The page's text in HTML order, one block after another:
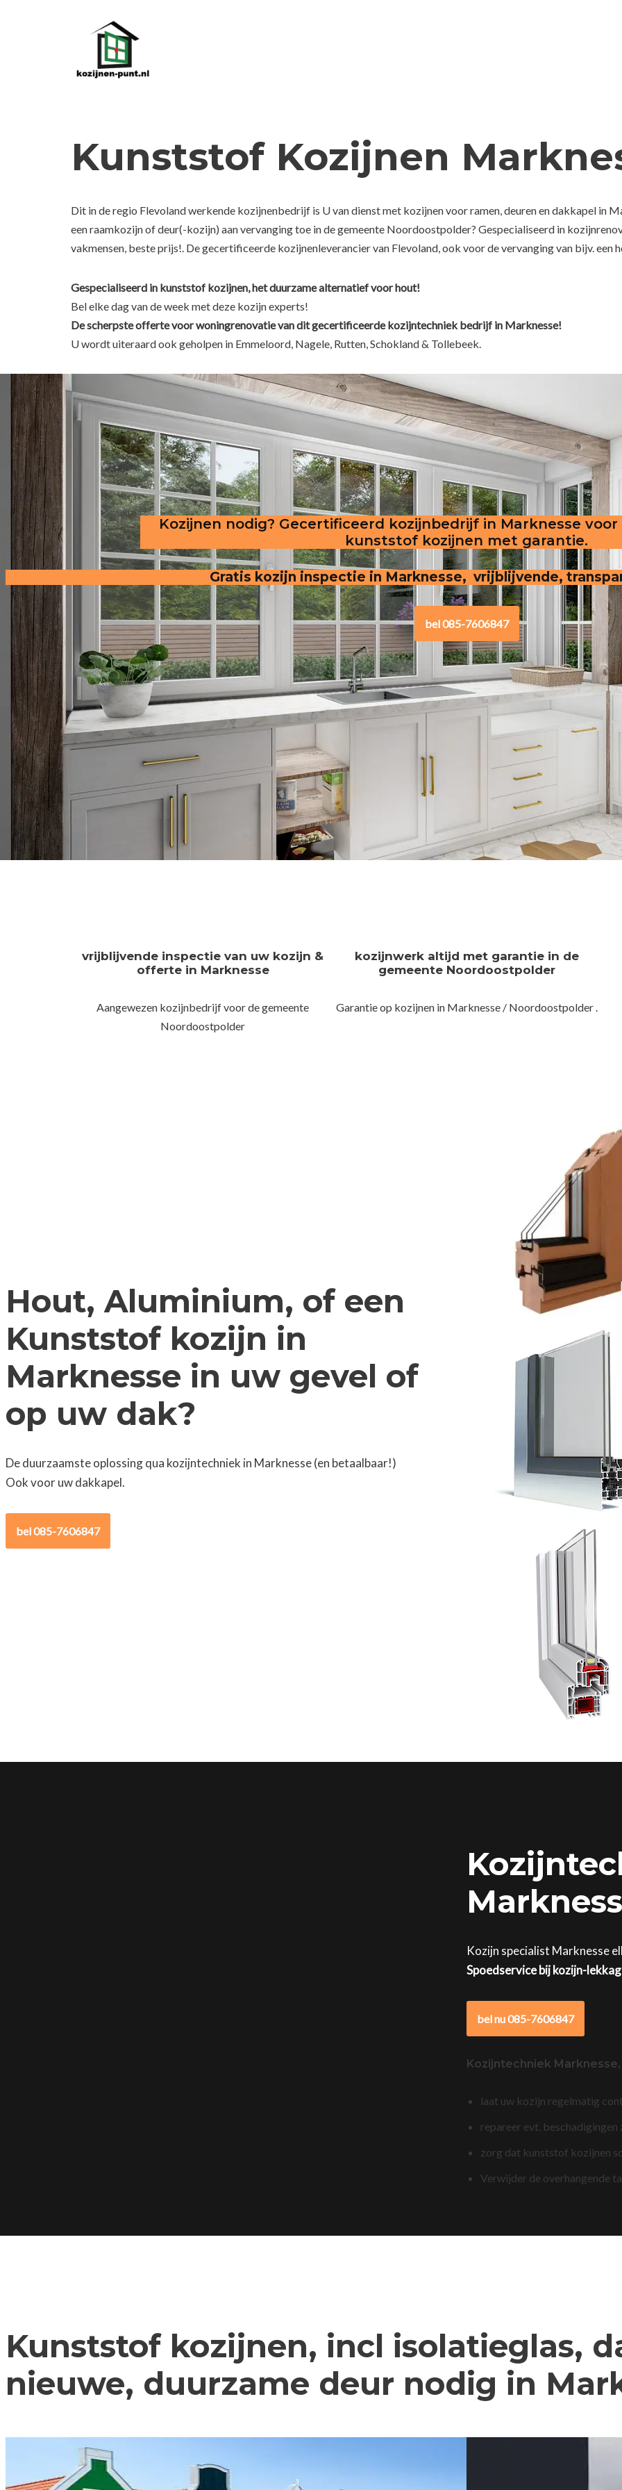
Kunststof Kozijnen
Dit in de regio Flevoland werkende kozijnenbedrijf is U van dienst met kozijnen voor ramen, deuren en dakkapel in
een raamkozijn of deur(-kozijn) aan vervanging toe in de gemeente Noordoostpolder? Gespecialiseerd in
vakmensen, beste prijs!. De gecertificeerde kozijnenleverancier van Flevoland, ook voor de vervanging van bijv. een
Gespecialiseerd in kunststof kozijnen, het duurzame alternatief voor hout!
Bel elke dag van de week met deze kozijn experts!
De scherpsteofferte voor woningrenovatie van dit gecertificeerde kozijntechniek bedrijf in Marknesse!
U wordt uiteraard ook geholpen in Emmeloord, Nagele, Rutten, Schokland & Tollebeek.
Kozijnen nodig? Gecertificeerd kozijnbedrijf in Marknesse
kunststof kozijnen met garantie.
Gratis kozijn inspectie in Marknesse, vrijblijvende,
bel 085-7606847
vrijblijvende inspectie van uw kozijn &
offerte in Marknesse
Aangewezen kozijnbedrijf voor de gemeente
Noordoostpolder
kozijnwerk altijd met garantie in de
gemeente Noordoostpolder
Garantie op kozijnen in Marknesse / Noordoostpolder .
Hout, Aluminium, of een
Kunststof kozijn in
Marknesse in uw gevel of
op uw dak?
De duurzaamste oplossing qua kozijntechniek in Marknesse (en betaalbaar!)
Ook voor uw dakkapel.
bel 085-7606847
Kozijn specialist Marknesse
Spoedservice bij kozijn-
bel nu 085-7606847
Kozijntechniek Marknesse,
laat uw kozijn regelmatig
repareer evt.
zorg dat kunststof kozijnen
Verwijder de overhangende
Kunststof kozijnen, incl isolatieglas,
nieuwe, duurzame deur nodig in